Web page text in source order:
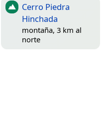
Cerro Piedra
Hinchada
montaña, 3 km al
norte